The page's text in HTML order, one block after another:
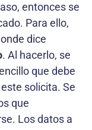
entonces se
Para ello,
dice
. Al hacerlo, se
que debe
solicita. Se
que
Los datos a